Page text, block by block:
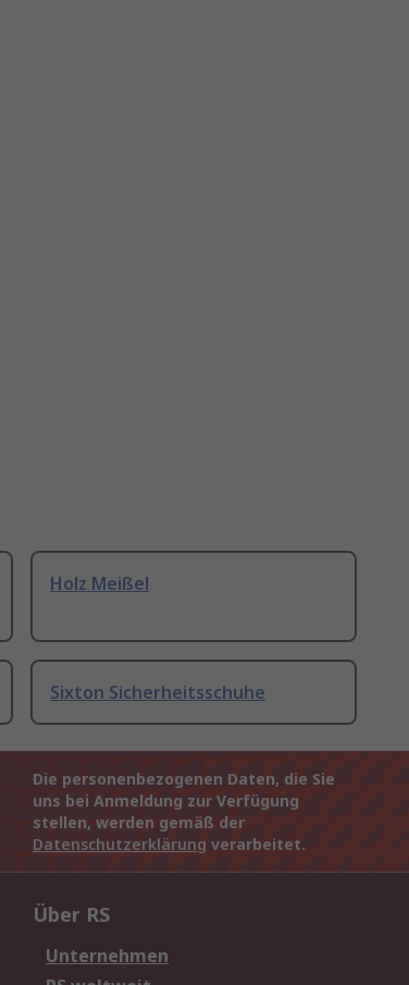
Holz Meißel
Sixton Sicherheitsschuhe
Die personenbezogenen Daten, die Sie
uns bei Anmeldung zur Verfügung
stellen, werden gemäß der
Datenschutzerklärung verarbeitet.
Über RS
Unternehmen